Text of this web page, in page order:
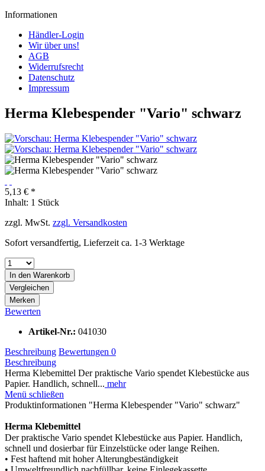
Informationen
Händler-Login
Wir über uns!
AGB
Widerrufsrecht
Datenschutz
Impressum
Herma Klebespender "Vario" schwarz
5,13 € *
Inhalt: 1 Stück
zzgl. MwSt. zzgl. Versandkosten
Sofort versandfertig, Lieferzeit ca. 1-3 Werktage
In den Warenkorb
Vergleichen
Merken
Bewerten
Artikel-Nr.: 041030
Beschreibung Bewertungen 0
Beschreibung
Herma Klebemittel Der praktische Vario spendet Klebestücke aus
Papier. Handlich, schnell... mehr
Menü schließen
Produktinformationen "Herma Klebespender "Vario" schwarz"
Herma Klebemittel
Der praktische Vario spendet Klebestücke aus Papier. Handlich,
schnell und dosierbar für Einzelstücke oder lange Reihen.
• Fest haftend mit hoher Alterungbeständigkeit